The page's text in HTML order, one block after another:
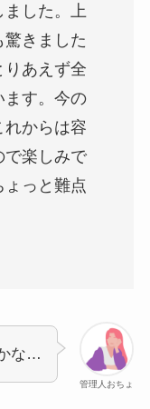
した。上
きました
りあえず全
ます。今の
れからは容
で楽しみで
っと難点
管理人おちょ
な…